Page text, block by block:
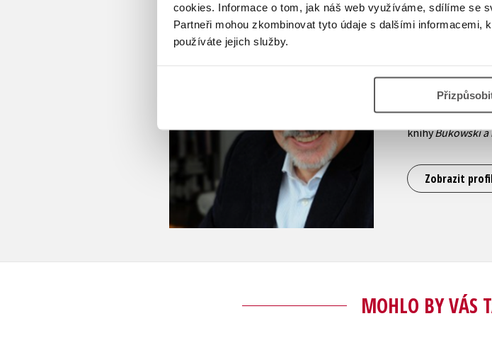
cookies. Informace o tom, jak náš web využíváme, sdílíme se
Partneři mohou zkombinovat tyto údaje s dalšími informacemi,
používáte jejich služby.
Jean-Francois
rozhovorů s
Styron, Kurt
beatniků, z nichž
knihyBukowski
Zobrazit
MOHLO BY VÁS